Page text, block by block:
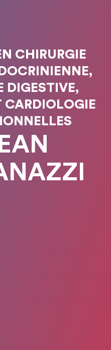
CHIRURGIE
DIGESTIVE,
CARDIOLOGIE